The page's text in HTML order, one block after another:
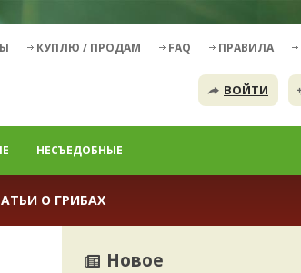
КУПЛЮ / ПРОДАМ FAQ ПРАВИЛА
ВОЙТИ
НЕСЪЕДОБНЫЕ
О ГРИБАХ
Новое